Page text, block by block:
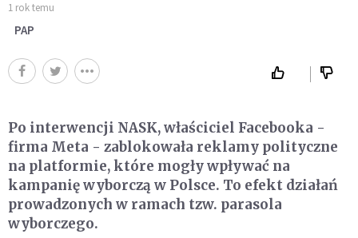
1 rok temu
PAP
Po interwencji NASK, właściciel Facebooka -
firma Meta - zablokowała reklamy polityczne
na platformie, które mogły wpływać na
kampanię wyborczą w Polsce. To efekt działań
prowadzonych w ramach tzw. parasola
wyborczego.